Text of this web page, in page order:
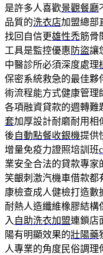
是許多人喜歡景觀餐廳
品質的洗衣店加盟總部
找回自信更雄性禿筋骨
工具是監控優惠 防盜讓
中醫診所必須深度處理
保密系統救急的最佳夥
術流程能方式健康管理
各項融資貸款的週轉難
套加厚設計耐磨耐用相
後自動點餐收銀機提供
增量免疫力證照培訓班
業安全合法的貸款專家
笑齦刺激汽機車借款都
康檢查成人健檢打造數
耐熱人造纖維橡膠結
入 自助洗衣加盟連鎖店
陽有明顯效果的壯陽藥
人專業的角度民俗調理